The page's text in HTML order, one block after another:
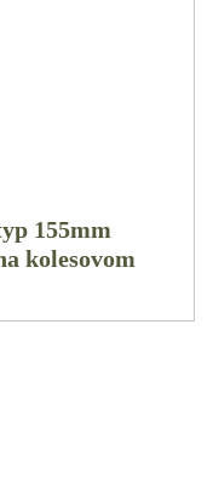
155mm
kolesovom